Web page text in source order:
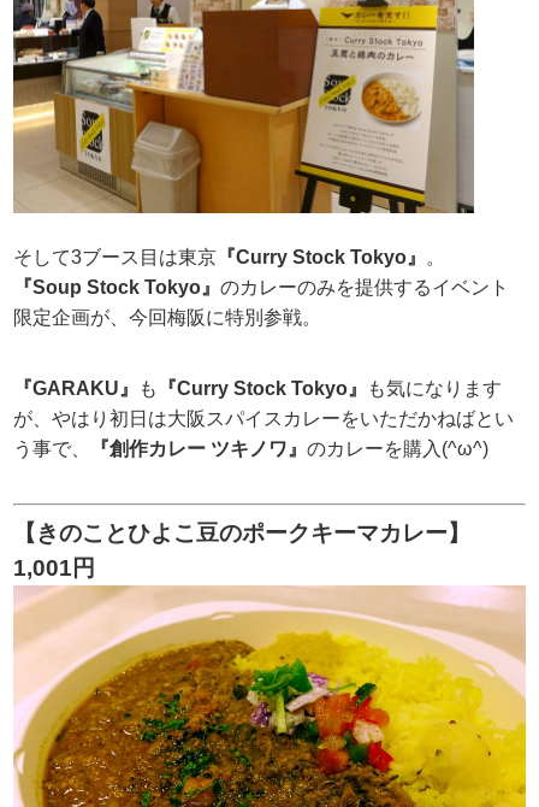
そして3ブース目は東京 『Curry Stock Tokyo』
。
『Soup Stock Tokyo』のカレーのみを提供するイベント
限定企画が、今回梅阪に特別参戦。
『GARAKU』 も 『Curry Stock Tokyo』
も気になります
が、やはり初日は大阪スパイスカレーをいただかねばとい
う事で、
『創作カレー ツキノワ』のカレーを購入(^ω^)
【きのことひよこ豆のポークキーマカレー】
1,001円